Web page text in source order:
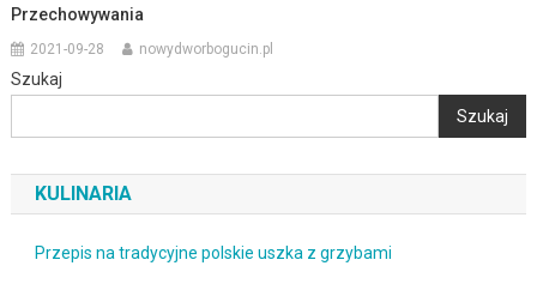
Przechowywania
2021-09-28 nowydworbogucin.pl
Szukaj
Szukaj
KULINARIA
Przepis na tradycyjne polskie uszka z grzybami